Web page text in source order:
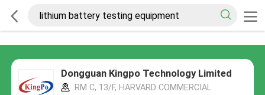
Dongguan Kingpo Technology Limited
RM C, 13/F, HARVARD COMMERCIAL